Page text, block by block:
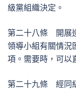
級黨組織決定。
第二十八條 開展
領導小組有關情況
項。需要時，可以
第二十九條 經同